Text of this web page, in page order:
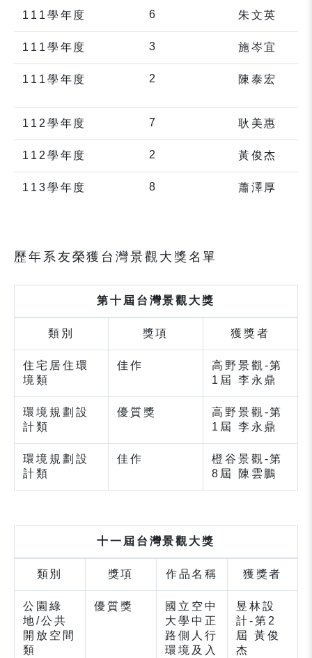
111學年度 6 朱文英
111學年度 3 施岑宜
111學年度 2 陳泰宏
112學年度 7 耿美惠
112學年度 2 黃俊杰
113學年度 8 蕭澤厚
歷年系友榮獲台灣景觀大獎名單
第十屆台灣景觀大獎
類別 獎項 獲獎者
住宅居住環
境類
佳作
高野景觀-第
1屆 李永鼎
環境規劃設
計類
優質獎
高野景觀-第
1屆 李永鼎
環境規劃設
計類
佳作
橙谷景觀-第
8屆 陳雲鵬
十一屆台灣景觀大獎
類別 獎項 作品名稱 獲獎者
公園綠
地/公共
開放空間
類
優質獎
國立空中
大學中正
路側人行
環境及入
昱林設
計-第2
屆 黃俊
杰